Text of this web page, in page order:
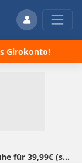
Girokonto!
(statt 61€)